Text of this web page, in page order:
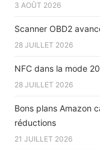
3 AOÛT 2026
Scanner OBD2
28 JUILLET 2026
NFC dans la mode
28 JUILLET 2026
Bons plans Amazon
réductions
21 JUILLET 2026